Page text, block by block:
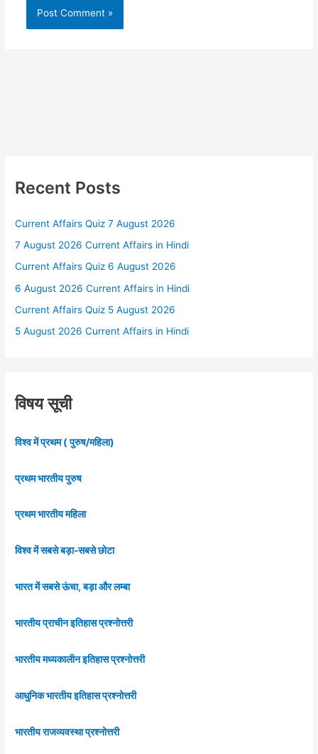
Recent Posts
Current Affairs Quiz 7 August 2026
7 August 2026 Current Affairs in Hindi
Current Affairs Quiz 6 August 2026
6 August 2026 Current Affairs in Hindi
Current Affairs Quiz 5 August 2026
5 August 2026 Current Affairs in Hindi
विषय सूची
विश्व में प्रथम ( पुरुष/महिला)
प्रथम भारतीय पुरुष
प्रथम भारतीय महिला
विश्व में सबसे बड़ा-सबसे छोटा
भारत में सबसे ऊंचा, बड़ा और लम्बा
भारतीय प्राचीन इतिहास प्रश्नोत्तरी
भारतीय मध्यकालीन इतिहास प्रश्नोत्तरी
आधुनिक भारतीय इतिहास प्रश्नोत्तरी
भारतीय राजव्यवस्था प्रश्नोत्तरी